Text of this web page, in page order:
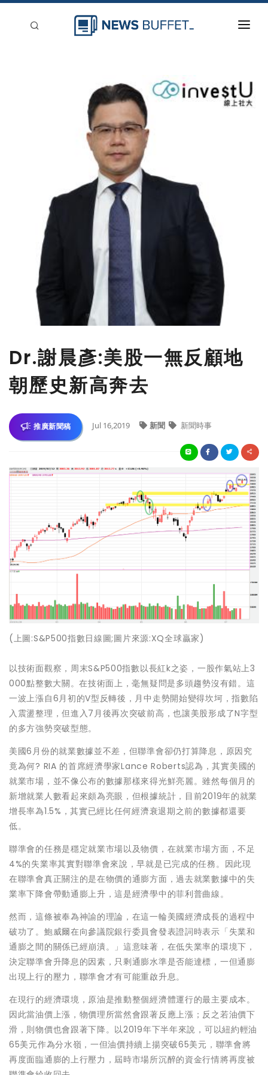
Dr.謝晨彥:美股一無反顧地
朝歷史新高奔去
推廣新聞稿 Jul 16,2019 新聞 新聞時事
(上圖:S&P500指數日線圖;圖片來源:XQ全球贏家)
以技術面觀察，周末S&P500指數以長紅k之姿，一股作氣站上3
000點整數大關。在技術面上，毫無疑問是多頭趨勢沒有錯。這
一波上漲自6月初的V型反轉後，月中走勢開始變得坎坷，指數陷
入震盪整理，但進入7月後再次突破前高，也讓美股形成了N字型
的多方強勢突破型態。
美國6月份的就業數據並不差，但聯準會卻仍打算降息，原因究
竟為何? RIA 的首席經濟學家Lance Roberts認為，其實美國的
就業市場，並不像公布的數據那樣來得光鮮亮麗。雖然每個月的
新增就業人數看起來頗為亮眼，但根據統計，目前2019年的就業
增長率為1.5%，其實已經比任何經濟衰退期之前的數據都還要
低。
聯準會的任務是穩定就業市場以及物價，在就業市場方面，不足
4%的失業率其實對聯準會來說，早就是已完成的任務。因此現
在聯準會真正關注的是在物價的通膨方面，過去就業數據中的失
業率下降會帶動通膨上升，這是經濟學中的菲利普曲線。
然而，這條被奉為神諭的理論，在這一輪美國經濟成長的過程中
破功了。鮑威爾在向參議院銀行委員會發表證詞時表示「失業和
通膨之間的關係已經崩潰。」這意味著，在低失業率的環境下，
決定聯準會升降息的因素，只剩通膨水準是否能達標，一但通膨
出現上行的壓力，聯準會才有可能重啟升息。
在現行的經濟環境，原油是推動整個經濟體運行的最主要成本。
因此當油價上漲，物價理所當然會跟著反應上漲；反之若油價下
滑，則物價也會跟著下降。以2019年下半年來說，可以紐約輕油
65美元作為分水嶺，一但油價持續上揚突破65美元，聯準會將
再度面臨通膨的上行壓力，屆時市場所沉醉的資金行情將再度被